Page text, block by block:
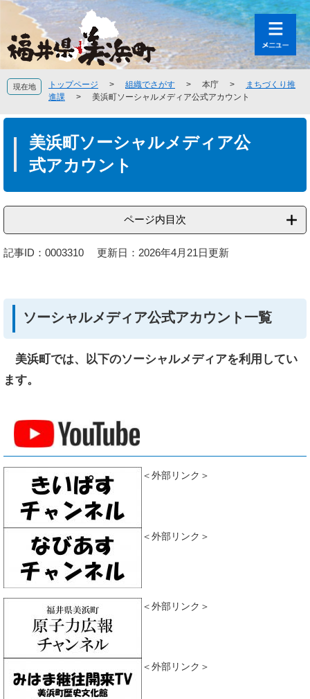
の
頭
で
。
ー
飛
ば
て
現在地 トップページ > 組織でさがす > 本庁 >
まちづくり推
進課
> 美浜町ソーシャルメディア公式アカウント
美浜町ソーシャルメディア公
式アカウント
ページ内目次
記事ID：0003310 更新日：2026年4月21日更新
ソーシャルメディア公式アカウント一覧
美浜町では、以下のソーシャルメディアを利用してい
ます。
＜外部リンク＞
＜外部リンク＞
＜外部リンク＞
＜外部リンク＞